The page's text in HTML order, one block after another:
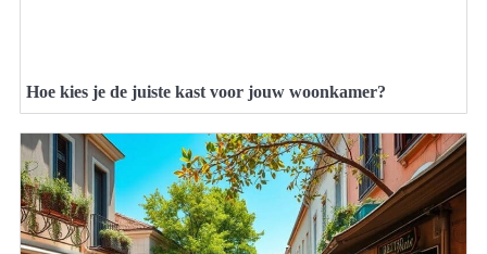
Hoe kies je de juiste kast voor jouw woonkamer?